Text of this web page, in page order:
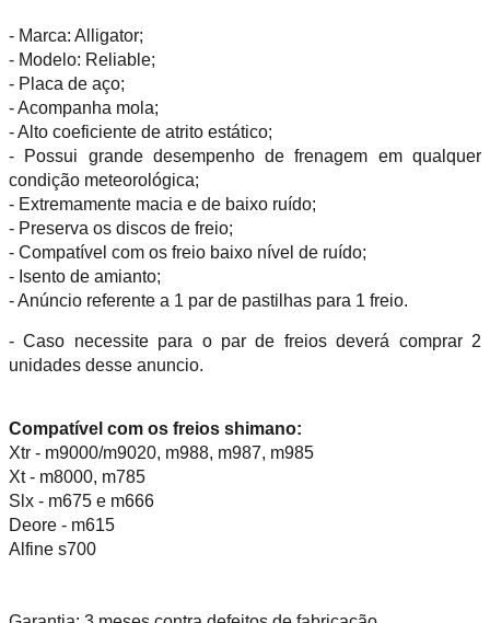
- Marca: Alligator;
- Modelo: Reliable;
- Placa de aço;
- Acompanha mola;
- Alto coeficiente de atrito estático;
- Possui grande desempenho de frenagem em qualquer
condição meteorológica;
- Extremamente macia e de baixo ruído;
- Preserva os discos de freio;
- Compatível com os freio baixo nível de ruído;
- Isento de amianto;
- Anúncio referente a 1 par de pastilhas para 1 freio.
- Caso necessite para o par de freios deverá comprar 2
unidades desse anuncio.
Compatível com os freios shimano:
Xtr - m9000/m9020, m988, m987, m985
Xt - m8000, m785
Slx - m675 e m666
Deore - m615
Alfine s700